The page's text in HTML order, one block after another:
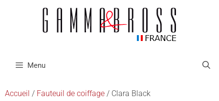
Menu
Accueil / Fauteuil de coiffage / Clara Black